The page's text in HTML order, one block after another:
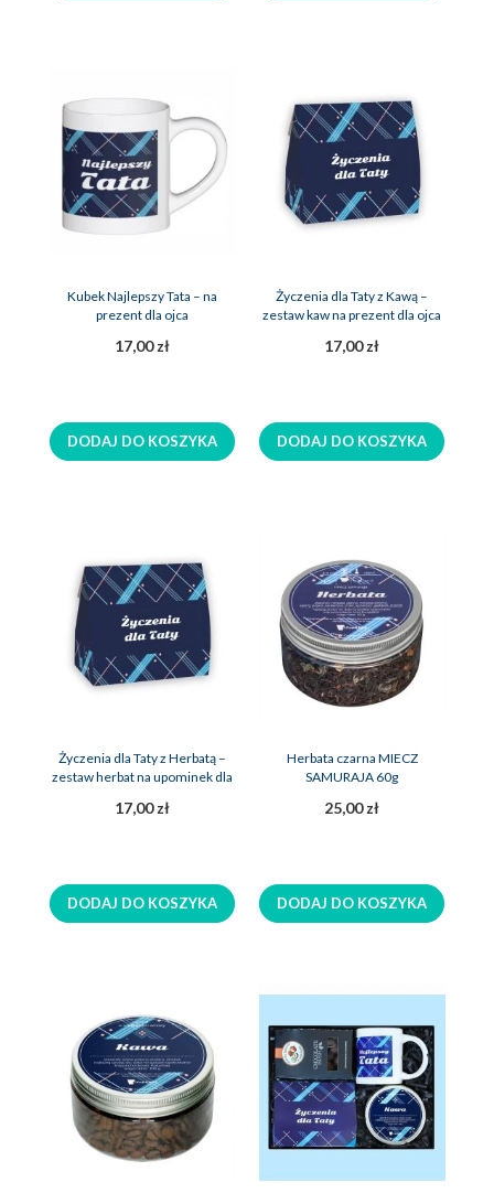
Kubek Najlepszy Tata – na
prezent dla ojca
17,00 zł
DODAJ DO KOSZYKA
Życzenia dla Taty z Kawą –
zestaw kaw na prezent dla ojca
17,00 zł
DODAJ DO KOSZYKA
Życzenia dla Taty z Herbatą –
zestaw herbat na upominek dla
17,00 zł
DODAJ DO KOSZYKA
Herbata czarna MIECZ
SAMURAJA 60g
25,00 zł
DODAJ DO KOSZYKA